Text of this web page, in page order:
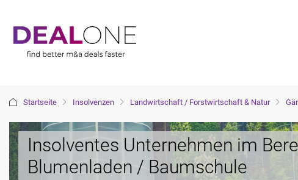
Startseite Insolvenzen Landwirtschaft / Forstwirtschaft & Natur
Insolventes Unternehmen im
Blumenladen / Baumschule